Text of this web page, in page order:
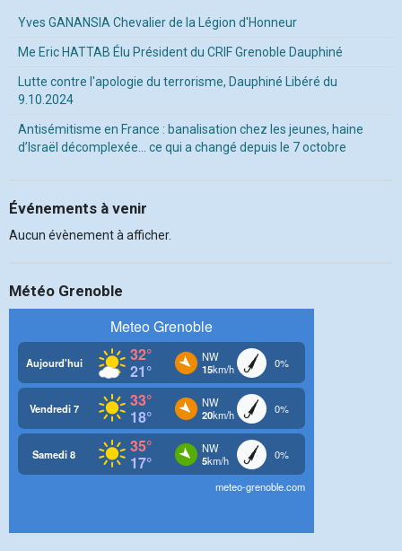
Yves GANANSIA Chevalier de la Légion d'Honneur
Me Eric HATTAB Élu Président du CRIF Grenoble Dauphiné
Lutte contre l'apologie du terrorisme, Dauphiné Libéré du
9.10.2024
Antisémitisme en France : banalisation chez les jeunes, haine
d’Israël décomplexée… ce qui a changé depuis le 7 octobre
Événements à venir
Aucun évènement à afficher.
Météo Grenoble